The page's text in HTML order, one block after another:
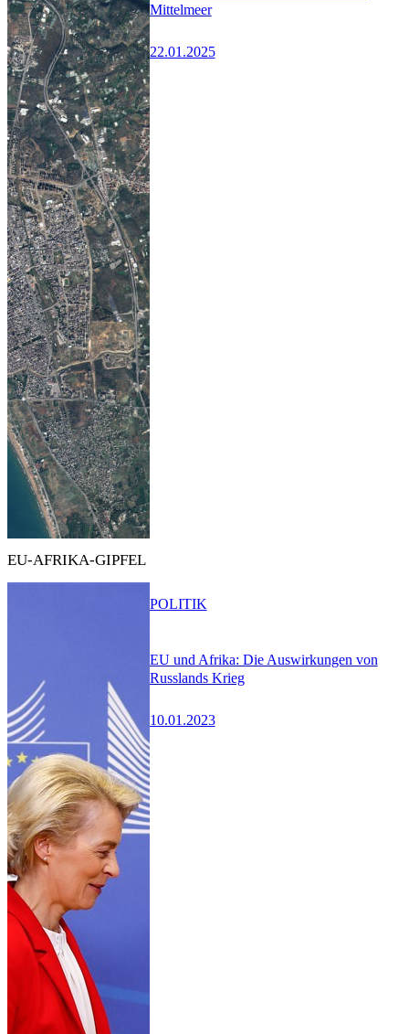
Mittelmeer
22.01.2025
EU-AFRIKA-GIPFEL
EU und Afrika: Die Auswirkungen von
Russlands Krieg
10.01.2023
POLITIK